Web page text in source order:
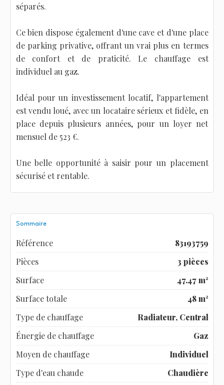
séparés.
Ce bien dispose également d'une cave et d'une place
de parking privative, offrant un vrai plus en termes
de confort et de praticité. Le chauffage est
individuel au gaz.
Idéal pour un investissement locatif, l'appartement
est vendu loué, avec un locataire sérieux et fidèle, en
place depuis plusieurs années, pour un loyer net
mensuel de 523 €.
Une belle opportunité à saisir pour un placement
sécurisé et rentable.
Sommaire
Référence
83193759
Pièces
3 pièces
Surface
47.47 m²
Surface totale
48 m²
Type de chauffage
Radiateur, Central
Énergie de chauffage
Gaz
Moyen de chauffage
Individuel
Type d'eau chaude
Chaudière